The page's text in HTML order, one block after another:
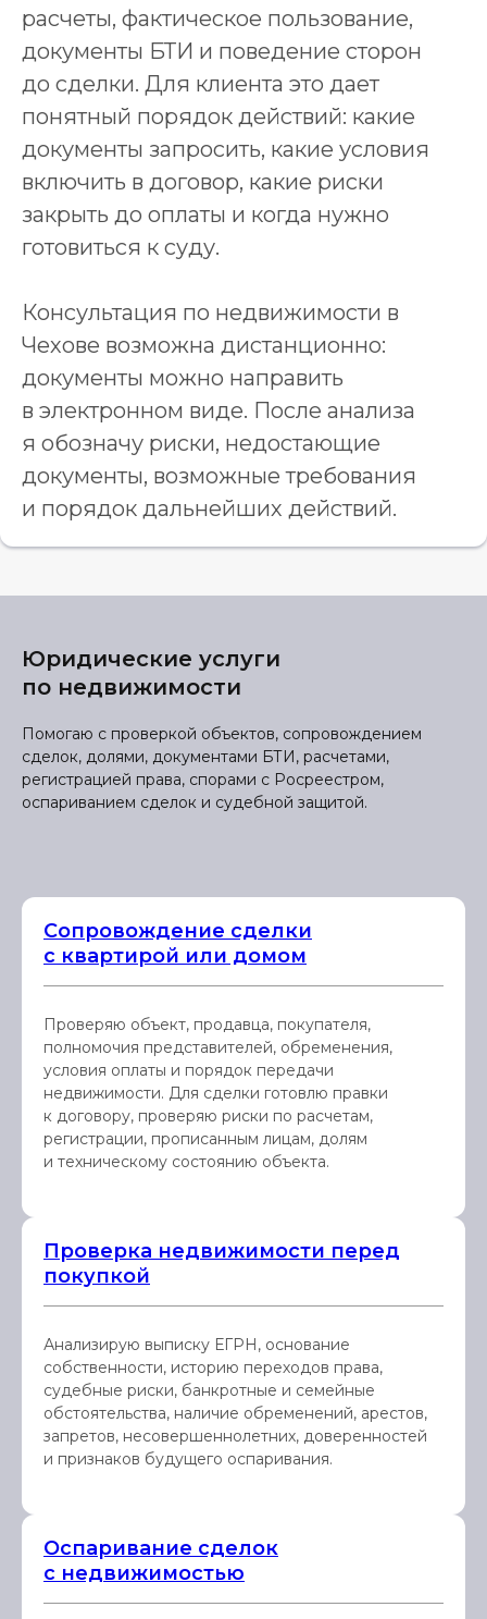
расчеты, фактическое пользование,
документы БТИ и поведение сторон
до сделки. Для клиента это дает
понятный порядок действий: какие
документы запросить, какие условия
включить в договор, какие риски
закрыть до оплаты и когда нужно
готовиться к суду.
Консультация по недвижимости в
Чехове возможна дистанционно:
документы можно направить
в электронном виде. После анализа
я обозначу риски, недостающие
документы, возможные требования
и порядок дальнейших действий.
Юридические услуги
по недвижимости
Помогаю с проверкой объектов, сопровождением
сделок, долями, документами БТИ, расчетами,
регистрацией права, спорами с Росреестром,
оспариванием сделок и судебной защитой.
Сопровождение сделки
с квартирой или домом
Проверяю объект, продавца, покупателя,
полномочия представителей, обременения,
условия оплаты и порядок передачи
недвижимости. Для сделки готовлю правки
к договору, проверяю риски по расчетам,
регистрации, прописанным лицам, долям
и техническому состоянию объекта.
Проверка недвижимости перед
покупкой
Анализирую выписку ЕГРН, основание
собственности, историю переходов права,
судебные риски, банкротные и семейные
обстоятельства, наличие обременений, арестов,
запретов, несовершеннолетних, доверенностей
и признаков будущего оспаривания.
Оспаривание сделок
с недвижимостью